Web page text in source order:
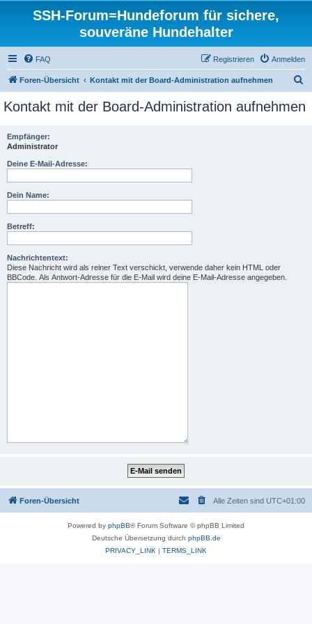
SSH-Forum=Hundeforum für sichere,
souveräne Hundehalter
FAQ Anmelden
Registrieren
Foren-Übersicht Kontakt mit der Board-Administration aufnehmen
c
Kontakt mit der Board-Administration aufnehmen
Empfänger:
Administrator
Deine E-Mail-Adresse:
Dein Name:
Betreff:
Nachrichtentext:
Diese Nachricht wird als reiner Text verschickt, verwende daher kein HTML oder
BBCode. Als Antwort-Adresse für die E-Mail wird deine E-Mail-Adresse angegeben.
Foren-Übersicht Alle Zeiten sind UTC+01:00
Powered by phpBB® Forum Software © phpBB Limited
Deutsche Übersetzung durch phpBB.de
PRIVACY_LINK | TERMS_LINK